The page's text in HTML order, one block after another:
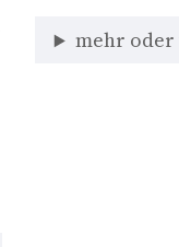
mehr oder